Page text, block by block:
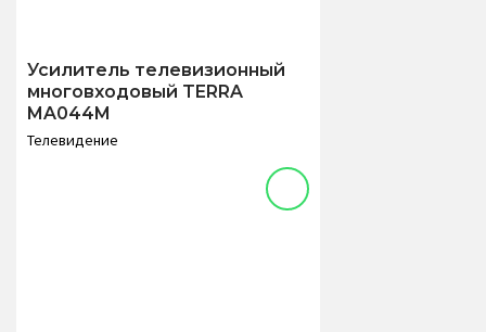
Усилитель телевизионный
многовходовый TERRA
MA044M
Телевидение